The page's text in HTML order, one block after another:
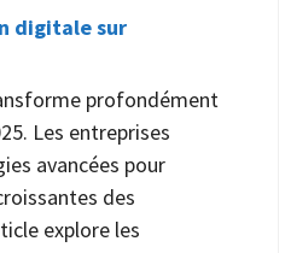
digitale sur
profondément
Les entreprises
avancées pour
des
explore les